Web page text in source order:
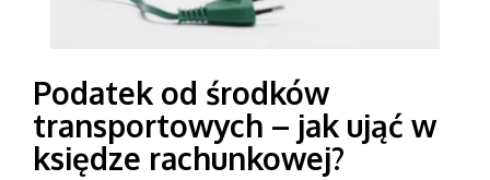
Podatek od środków
transportowych – jak ująć w
księdze rachunkowej?